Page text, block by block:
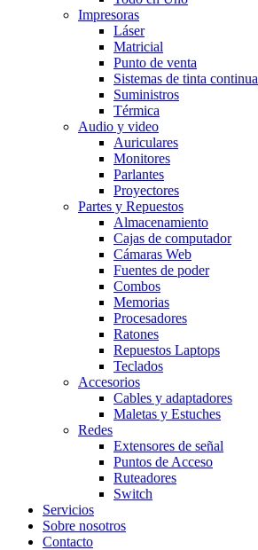
Impresoras
Láser
Matricial
Punto de venta
Sistemas de tinta continua
Suministros
Térmica
Audio y video
Auriculares
Monitores
Parlantes
Proyectores
Partes y Repuestos
Almacenamiento
Cajas de computador
Cámaras Web
Fuentes de poder
Combos
Memorias
Procesadores
Ratones
Repuestos Laptops
Teclados
Accesorios
Cables y adaptadores
Maletas y Estuches
Redes
Extensores de señal
Puntos de Acceso
Ruteadores
Switch
Servicios
Sobre nosotros
Contacto